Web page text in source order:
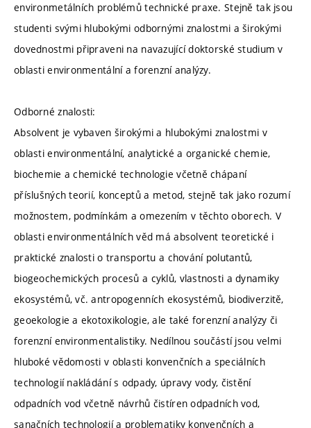
environmetálních problémů technické praxe. Stejně tak jsou
studenti svými hlubokými odbornými znalostmi a širokými
dovednostmi připraveni na navazující doktorské studium v
oblasti environmentální a forenzní analýzy.
Odborné znalosti:
Absolvent je vybaven širokými a hlubokými znalostmi v
oblasti environmentální, analytické a organické chemie,
biochemie a chemické technologie včetně chápaní
příslušných teorií, konceptů a metod, stejně tak jako rozumí
možnostem, podmínkám a omezením v těchto oborech. V
oblasti environmentálních věd má absolvent teoretické i
praktické znalosti o transportu a chování polutantů,
biogeochemických procesů a cyklů, vlastnosti a dynamiky
ekosystémů, vč. antropogenních ekosystémů, biodiverzitě,
geoekologie a ekotoxikologie, ale také forenzní analýzy či
forenzní environmentalistiky. Nedílnou součástí jsou velmi
hluboké vědomosti v oblasti konvenčních a speciálních
technologií nakládání s odpady, úpravy vody, čistění
odpadních vod včetně návrhů čistíren odpadních vod,
sanačních technologií a problematiky konvenčních a